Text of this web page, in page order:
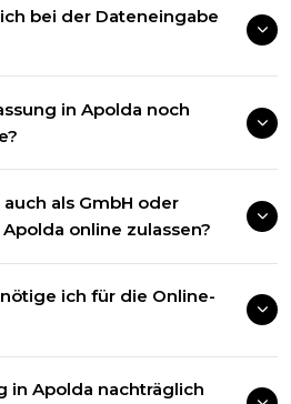
bei der Dateneingabe
in Apolda noch
als GmbH oder
online zulassen?
ich für die Online-
in Apolda nachträglich